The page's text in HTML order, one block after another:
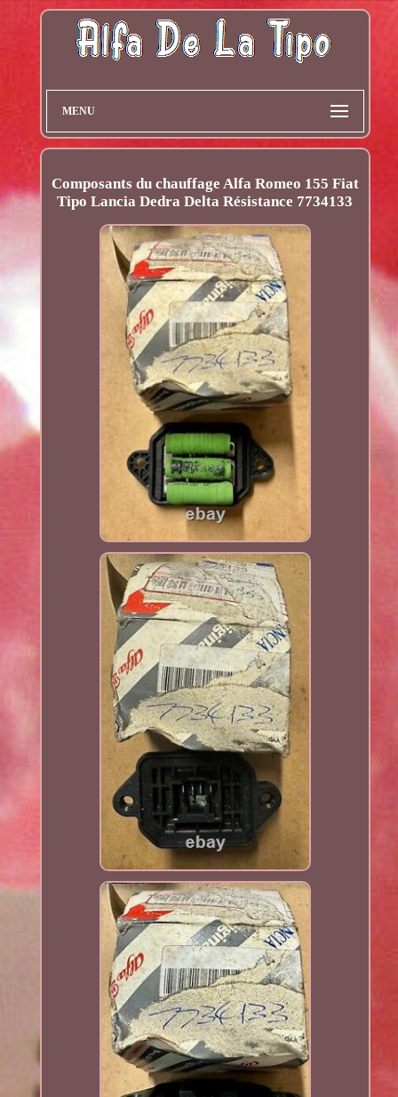
MENU
Composants du chauffage Alfa Romeo 155 Fiat
Tipo Lancia Dedra Delta Résistance 7734133